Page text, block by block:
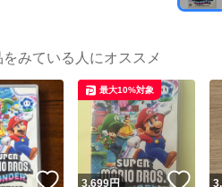
をみている人にオススメ
いいね！
3,699円 い
最大10%対象